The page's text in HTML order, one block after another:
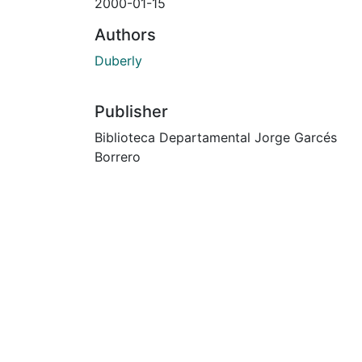
Authors
Duberly
Publisher
Biblioteca Departamental Jorge Garcés
Borrero